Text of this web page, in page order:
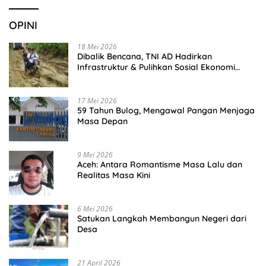
OPINI
18 Mei 2026
Dibalik Bencana, TNI AD Hadirkan
Infrastruktur & Pulihkan Sosial Ekonomi
17 Mei 2026
59 Tahun Bulog, Mengawal Pangan Menjaga
Masa Depan
9 Mei 2026
Aceh: Antara Romantisme Masa Lalu dan
Realitas Masa Kini
6 Mei 2026
Satukan Langkah Membangun Negeri dari
Desa
21 April 2026